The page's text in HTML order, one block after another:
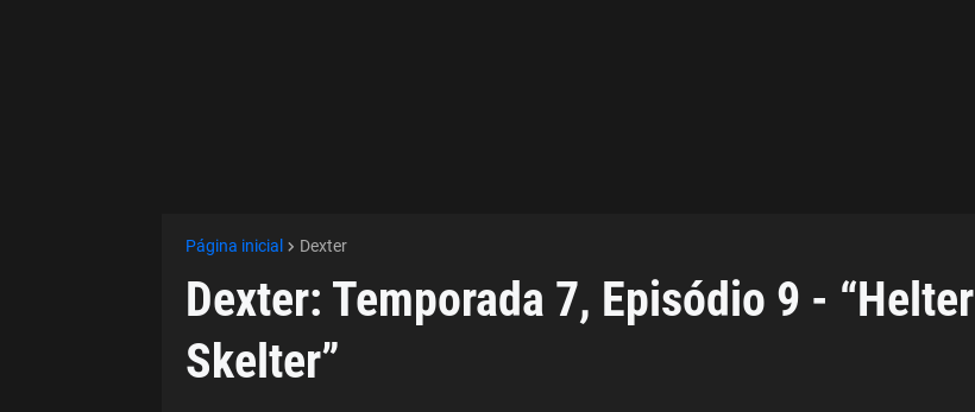
Página inicial Dexter
Dexter: Temporada 7, Episódio 9 - “Helter
Skelter”